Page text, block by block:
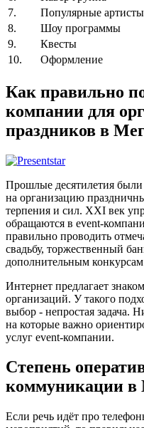
7.
Популярные артисты
8.
Шоу программы
9.
Квесты
10.
Оформление
Как правильно
компании для
праздников в
Прошлые десятилетия
на организацию
терпения и сил. XXI век
обращаются в event-
правильно проводить
свадьбу, торжественный
дополнительным
Интернет предлагает
организаций. У такого
выбор - непростая задача.
на которые важно
услуг event-компании.
Степень
коммуникации в
Если речь идёт про